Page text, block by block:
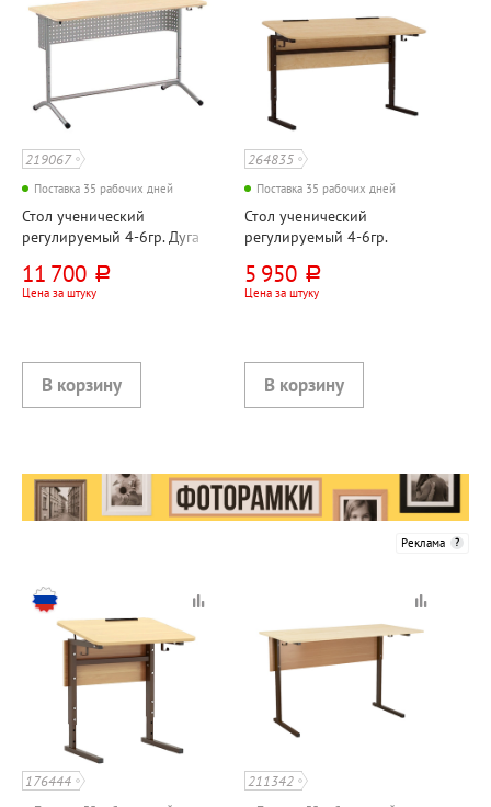
219067
Поставка 35 рабочих дней
Стол ученический
регулируемый 4-6гр. Дуга
круглая труба
11 700 руб.
Цена за штуку
264835
Поставка 35 рабочих дней
Стол ученический
регулируемый 4-6гр.
(градусов) 2-х местный,
ЛДСП+металл, клен,
5 950 руб.
Цена за штуку
Реклама
176444 211342